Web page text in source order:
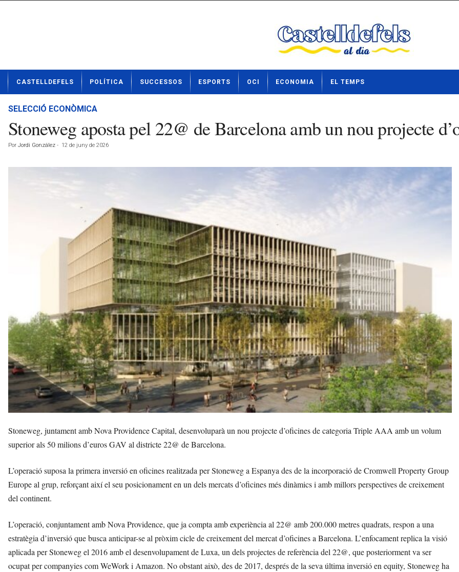
t
CASTELLDEFELS POLÍTICA SUCCESSOS ESPORTS OCI ECONOMIA EL TEMPS
SELECCIÓ ECONÒMICA
Stoneweg aposta pel 22@ de Barcelona amb un nou projecte
Por Jordi González - 12 de juny de 2026
Stoneweg, juntament amb Nova Providence Capital, desenvoluparà un nou projecte d’oficines de categoria Triple AAA amb un volum
superior als 50 milions d’euros GAV al districte 22@ de Barcelona.
L’operació suposa la primera inversió en oficines realitzada per Stoneweg a Espanya des de la incorporació de Cromwell Property Group
Europe al grup, reforçant així el seu posicionament en un dels mercats d’oficines més dinàmics i amb millors perspectives de creixement
del continent.
L’operació, conjuntament amb Nova Providence, que ja compta amb experiència al 22@ amb 200.000 metres quadrats, respon a una
estratègia d’inversió que busca anticipar-se al pròxim cicle de creixement del mercat d’oficines a Barcelona. L’enfocament replica la visió
aplicada per Stoneweg el 2016 amb el desenvolupament de Luxa, un dels projectes de referència del 22@, que posteriorment va ser
ocupat per companyies com WeWork i Amazon. No obstant això, des de 2017, després de la seva última inversió en equity, Stoneweg ha